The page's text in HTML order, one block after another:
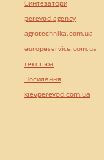
Синтезатори
perevod.agency
agrotechnika.com.ua
europeservice.com.ua
текст юа
Посилання
kievperevod.com.ua